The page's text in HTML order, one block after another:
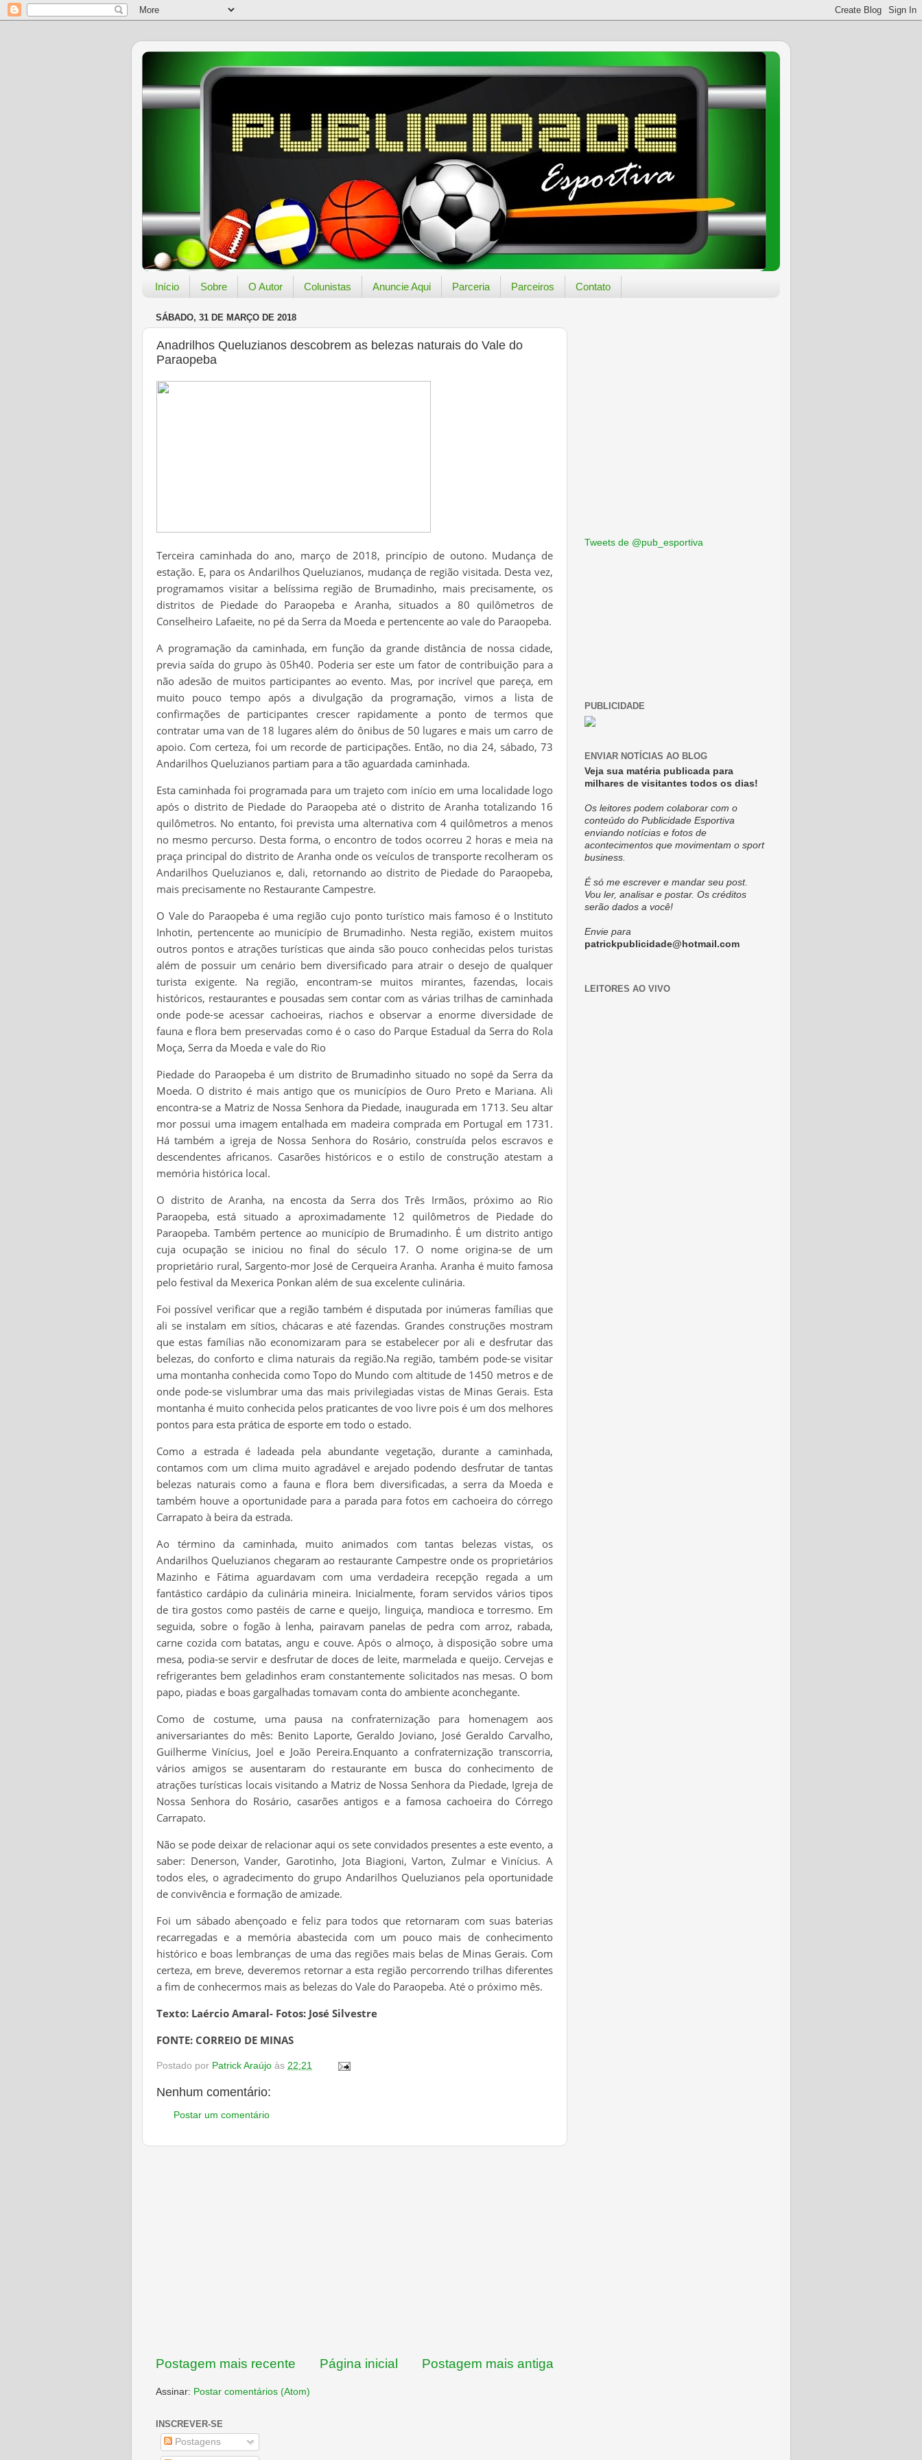
Início Sobre O Autor Colunistas Anuncie Aqui Parceria Parceiros Contato
SÁBADO, 31 DE MARÇO DE 2018
Anadrilhos Queluzianos descobrem as belezas naturais do Vale do
Paraopeba
Terceira caminhada do ano, março de 2018, princípio de outono. Mudança de
estação. E, para os Andarilhos Queluzianos, mudança de região visitada. Desta vez,
programamos visitar a belíssima região de Brumadinho, mais precisamente, os
distritos de Piedade do Paraopeba e Aranha, situados a 80 quilômetros de
Conselheiro Lafaeite, no pé da Serra da Moeda e pertencente ao vale do Paraopeba.
A programação da caminhada, em função da grande distância de nossa cidade,
previa saída do grupo às 05h40. Poderia ser este um fator de contribuição para a
não adesão de muitos participantes ao evento. Mas, por incrível que pareça, em
muito pouco tempo após a divulgação da programação, vimos a lista de
confirmações de participantes crescer rapidamente a ponto de termos que
contratar uma van de 18 lugares além do ônibus de 50 lugares e mais um carro de
apoio. Com certeza, foi um recorde de participações. Então, no dia 24, sábado, 73
Andarilhos Queluzianos partiam para a tão aguardada caminhada.
Esta caminhada foi programada para um trajeto com início em uma localidade logo
após o distrito de Piedade do Paraopeba até o distrito de Aranha totalizando 16
quilômetros. No entanto, foi prevista uma alternativa com 4 quilômetros a menos
no mesmo percurso. Desta forma, o encontro de todos ocorreu 2 horas e meia na
praça principal do distrito de Aranha onde os veículos de transporte recolheram os
Andarilhos Queluzianos e, dali, retornando ao distrito de Piedade do Paraopeba,
mais precisamente no Restaurante Campestre.
O Vale do Paraopeba é uma região cujo ponto turístico mais famoso é o Instituto
Inhotin, pertencente ao município de Brumadinho. Nesta região, existem muitos
outros pontos e atrações turísticas que ainda são pouco conhecidas pelos turistas
além de possuir um cenário bem diversificado para atrair o desejo de qualquer
turista exigente. Na região, encontram-se muitos mirantes, fazendas, locais
históricos, restaurantes e pousadas sem contar com as várias trilhas de caminhada
onde pode-se acessar cachoeiras, riachos e observar a enorme diversidade de
fauna e flora bem preservadas como é o caso do Parque Estadual da Serra do Rola
Moça, Serra da Moeda e vale do Rio
Piedade do Paraopeba é um distrito de Brumadinho situado no sopé da Serra da
Moeda. O distrito é mais antigo que os municípios de Ouro Preto e Mariana. Ali
encontra-se a Matriz de Nossa Senhora da Piedade, inaugurada em 1713. Seu altar
mor possui uma imagem entalhada em madeira comprada em Portugal em 1731.
Há também a igreja de Nossa Senhora do Rosário, construída pelos escravos e
descendentes africanos. Casarões históricos e o estilo de construção atestam a
memória histórica local.
O distrito de Aranha, na encosta da Serra dos Três Irmãos, próximo ao Rio
Paraopeba, está situado a aproximadamente 12 quilômetros de Piedade do
Paraopeba. Também pertence ao município de Brumadinho. É um distrito antigo
cuja ocupação se iniciou no final do século 17. O nome origina-se de um
proprietário rural, Sargento-mor José de Cerqueira Aranha. Aranha é muito famosa
pelo festival da Mexerica Ponkan além de sua excelente culinária.
Foi possível verificar que a região também é disputada por inúmeras famílias que
ali se instalam em sítios, chácaras e até fazendas. Grandes construções mostram
que estas famílias não economizaram para se estabelecer por ali e desfrutar das
belezas, do conforto e clima naturais da região.Na região, também pode-se visitar
uma montanha conhecida como Topo do Mundo com altitude de 1450 metros e de
onde pode-se vislumbrar uma das mais privilegiadas vistas de Minas Gerais. Esta
montanha é muito conhecida pelos praticantes de voo livre pois é um dos melhores
pontos para esta prática de esporte em todo o estado.
Como a estrada é ladeada pela abundante vegetação, durante a caminhada,
contamos com um clima muito agradável e arejado podendo desfrutar de tantas
belezas naturais como a fauna e flora bem diversificadas, a serra da Moeda e
também houve a oportunidade para a parada para fotos em cachoeira do córrego
Carrapato à beira da estrada.
Ao término da caminhada, muito animados com tantas belezas vistas, os
Andarilhos Queluzianos chegaram ao restaurante Campestre onde os proprietários
Mazinho e Fátima aguardavam com uma verdadeira recepção regada a um
fantástico cardápio da culinária mineira. Inicialmente, foram servidos vários tipos
de tira gostos como pastéis de carne e queijo, linguiça, mandioca e torresmo. Em
seguida, sobre o fogão à lenha, pairavam panelas de pedra com arroz, rabada,
carne cozida com batatas, angu e couve. Após o almoço, à disposição sobre uma
mesa, podia-se servir e desfrutar de doces de leite, marmelada e queijo. Cervejas e
refrigerantes bem geladinhos eram constantemente solicitados nas mesas. O bom
papo, piadas e boas gargalhadas tomavam conta do ambiente aconchegante.
Como de costume, uma pausa na confraternização para homenagem aos
aniversariantes do mês: Benito Laporte, Geraldo Joviano, José Geraldo Carvalho,
Guilherme Vinícius, Joel e João Pereira.Enquanto a confraternização transcorria,
vários amigos se ausentaram do restaurante em busca do conhecimento de
atrações turísticas locais visitando a Matriz de Nossa Senhora da Piedade, Igreja de
Nossa Senhora do Rosário, casarões antigos e a famosa cachoeira do Córrego
Carrapato.
Não se pode deixar de relacionar aqui os sete convidados presentes a este evento, a
saber: Denerson, Vander, Garotinho, Jota Biagioni, Varton, Zulmar e Vinícius. A
todos eles, o agradecimento do grupo Andarilhos Queluzianos pela oportunidade
de convivência e formação de amizade.
Foi um sábado abençoado e feliz para todos que retornaram com suas baterias
recarregadas e a memória abastecida com um pouco mais de conhecimento
histórico e boas lembranças de uma das regiões mais belas de Minas Gerais. Com
certeza, em breve, deveremos retornar a esta região percorrendo trilhas diferentes
a fim de conhecermos mais as belezas do Vale do Paraopeba. Até o próximo mês.
Texto: Laércio Amaral- Fotos: José Silvestre
FONTE: CORREIO DE MINAS
Postado por Patrick Araújo às 22:21
Nenhum comentário:
Postar um comentário
Postagem mais recente Postagem mais antiga
Página inicial
Assinar: Postar comentários (Atom)
INSCREVER-SE
Postagens
Tweets de @pub_esportiva
PUBLICIDADE
ENVIAR NOTÍCIAS AO BLOG
Veja sua matéria publicada para
milhares de visitantes todos os dias!
Os leitores podem colaborar com o
conteúdo do Publicidade Esportiva
enviando notícias e fotos de
acontecimentos que movimentam o sport
business.
É só me escrever e mandar seu post.
Vou ler, analisar e postar. Os créditos
serão dados a você!
Envie para
patrickpublicidade@hotmail.com
LEITORES AO VIVO